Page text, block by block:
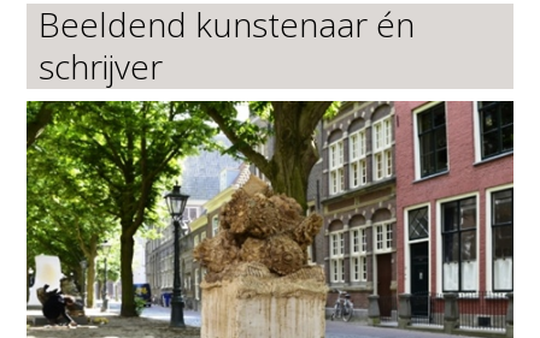
Beeldend kunstenaar én
schrijver